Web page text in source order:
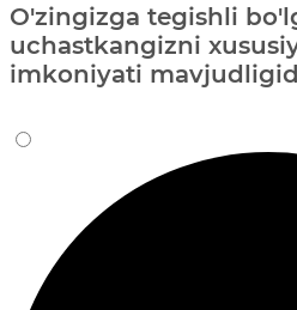
O'zingizga tegishli
uchastkangizni
imkoniyati